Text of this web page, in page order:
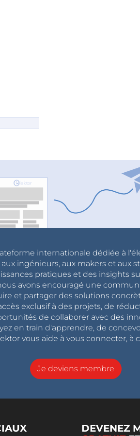
internationale dédiée à
ingénieurs, aux makers et aux
pratiques et des insights
avons encouragé une
et partager des solutions
exclusif à des projets, de
de collaborer avec des
en train d'apprendre, de
vous aide à vous connecter, à
Je deviens membre
DEVENEZ